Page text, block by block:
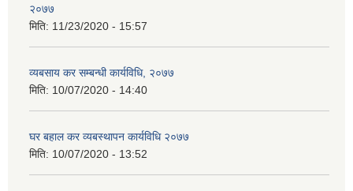
२०७७
मिति: 11/23/2020 - 15:57
व्यबसाय कर सम्बन्धी कार्यविधि, २०७७
मिति: 10/07/2020 - 14:40
घर बहाल कर व्यबस्थापन कार्यविधि २०७७
मिति: 10/07/2020 - 13:52